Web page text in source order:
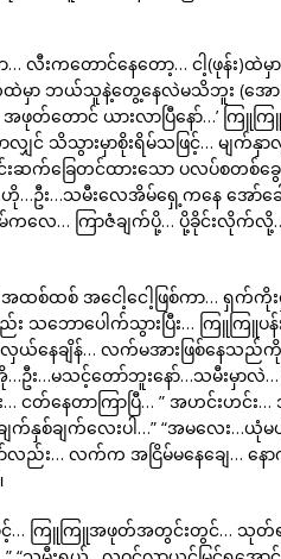
းကတောင်နေတော့… ငါ့(ဖုန်း)ထဲမှ
က်ထဲမှာ ဘယ်သူနဲ့တွေ့နေလဲမသိဘူး (အ
တ်တောင် ယားလာပြီနော်…’ ကြူ
သိသွားမှာစိုးရိမ်သဖြင့်… မျက်နှာလွဲ
ဆက်ခြေတင်ထားသော ပလပ်စတစ်
ဟို…ဦး…သမီးလေအိမ်ရှေ့ကနေ အော်
… ကြာဇံချက်ပို့… ပို့ခိုင်းလိုက်လို့…
ထစ် အငေါ့ငေါ့ဖြစ်ကာ… ရှက်ကိုး
ဘောပေါက်သွားပြီး… ကြူကြူပန်
ေချိန်… လက်မအားဖြစ်နေသည်ကို…
း…မသင့်တော်ဘူးနော်…သမီးမှာလဲ
ငတ်နေတာကြာပြီ… ” အဟင်းဟင်း
က်နှစ်ချက်လေးပါ…” “အမလေး…ယုံမ
လည်း… လက်က အငြိမ်မနေချေ… န
ကြူကြူအဖုတ်အတွင်းတွင်… သုတ်ရ